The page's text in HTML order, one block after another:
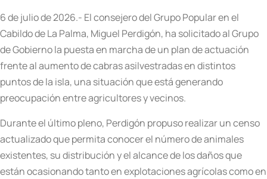
6 de julio de 2026.- El consejero del Grupo Popular en el
Cabildo de La Palma, Miguel Perdigón, ha solicitado al Grupo
de Gobierno la puesta en marcha de un plan de actuación
frente al aumento de cabras asilvestradas en distintos
puntos de la isla, una situación que está generando
preocupación entre agricultores y vecinos.
Durante el último pleno, Perdigón propuso realizar un censo
actualizado que permita conocer el número de animales
existentes, su distribución y el alcance de los daños que
están ocasionando tanto en explotaciones agrícolas como en